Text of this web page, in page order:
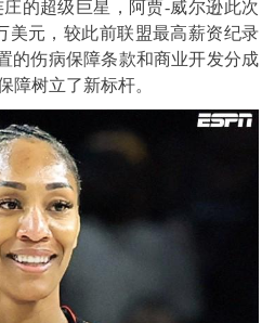
的超级巨星，阿贾-威尔逊此次
美元，较此前联盟最高薪资纪录
的伤病保障条款和商业开发分成
障树立了新标杆。